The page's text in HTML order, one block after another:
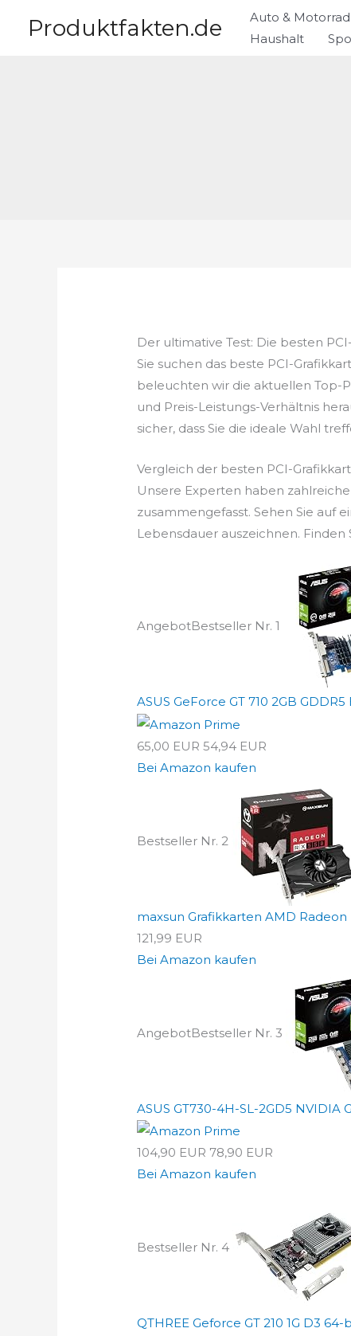
InhaltProduktfakten.de Auto & Motorrad
Haushalt
Der ultimative Test: Die besten
Sie suchen das beste PCI-
beleuchten wir die aktuellen Top-
und Preis-Leistungs-Verhältnis
sicher, dass Sie die ideale Wahl
Vergleich der besten PCI-
Unsere Experten haben
zusammengefasst. Sehen Sie auf
Lebensdauer auszeichnen.
AngebotBestseller Nr. 1
ASUS GeForce GT 710 2GB
65,00 EUR 54,94 EUR
Bei Amazon kaufen
Bestseller Nr. 2
maxsun Grafikkarten AMD Radeon
121,99 EUR
Bei Amazon kaufen
AngebotBestseller Nr. 3
ASUS GT730-4H-SL-2GD5 NVIDIA
104,90 EUR 78,90 EUR
Bei Amazon kaufen
Bestseller Nr. 4
QTHREE Geforce GT 210 1G D3 64-